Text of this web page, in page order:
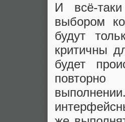
И всё-таки
выбором
будут
критичны
будет
повторно